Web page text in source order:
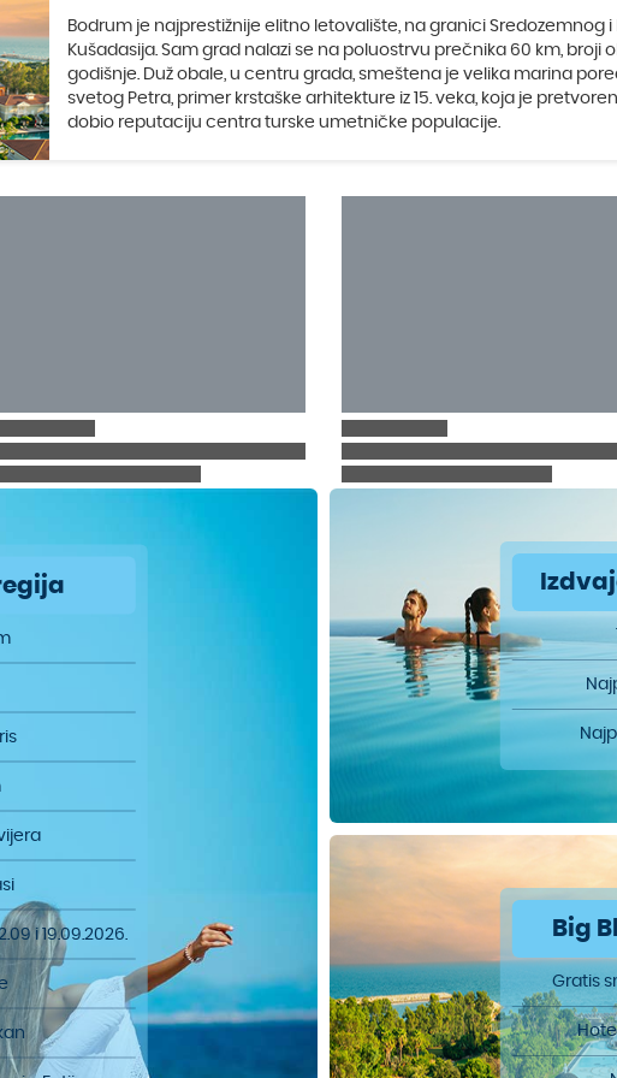
Bodrum je najprestižnije elitno letovalište, na granici Sredozemnog
Kušadasija. Sam grad nalazi se na poluostrvu prečnika 60 km, broji
godišnje. Duž obale, u centru grada, smeštena je velika marina
svetog Petra, primer krstaške arhitekture iz 15. veka, koja je
dobio reputaciju centra turske umetničke populacije.
i 19.09.2026. Big
Gratis